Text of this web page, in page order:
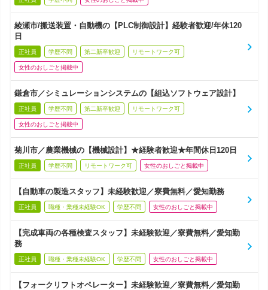
綾瀬市/搬送装置・自動機の【PLC制御設計】経験者歓迎/年休120
日
正社員 学歴不問 第二新卒歓迎 リモートワーク可
女性のおしごと掲載中
鎌倉市／シミュレーションシステムの【組込ソフトウェア設計】
正社員 学歴不問 第二新卒歓迎 リモートワーク可
女性のおしごと掲載中
菊川市／農業機械の【機械設計】★経験者歓迎★年間休日120日
正社員 学歴不問 リモートワーク可 女性のおしごと掲載中
【自動車の製造スタッフ】未経験歓迎／寮費無料／愛知勤務
正社員 職種・業種未経験OK 学歴不問 女性のおしごと掲載中
【完成車両の各種検査スタッフ】未経験歓迎／寮費無料／愛知勤
務
正社員 職種・業種未経験OK 学歴不問 女性のおしごと掲載中
【フォークリフトオペレーター】未経験歓迎／寮費無料／愛知勤